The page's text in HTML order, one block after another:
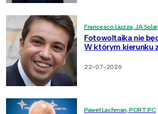
Francesco Liuzza, JA Solar
Fotowoltaika nie
W którym kierunku
22-07-2026
Paweł Lachman, PORT PC